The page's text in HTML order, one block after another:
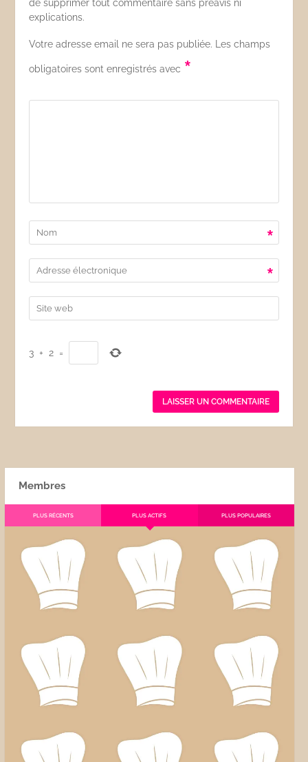
de supprimer tout commentaire sans préavis ni
explications.
Votre adresse email ne sera pas publiée. Les champs
obligatoires sont enregistrés avec *
*
*
3 + 2 =
Membres
PLUS RÉCENTS PLUS ACTIFS PLUS POPULAIRES